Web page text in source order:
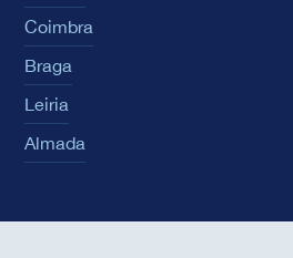
Coimbra
Braga
Leiria
Almada